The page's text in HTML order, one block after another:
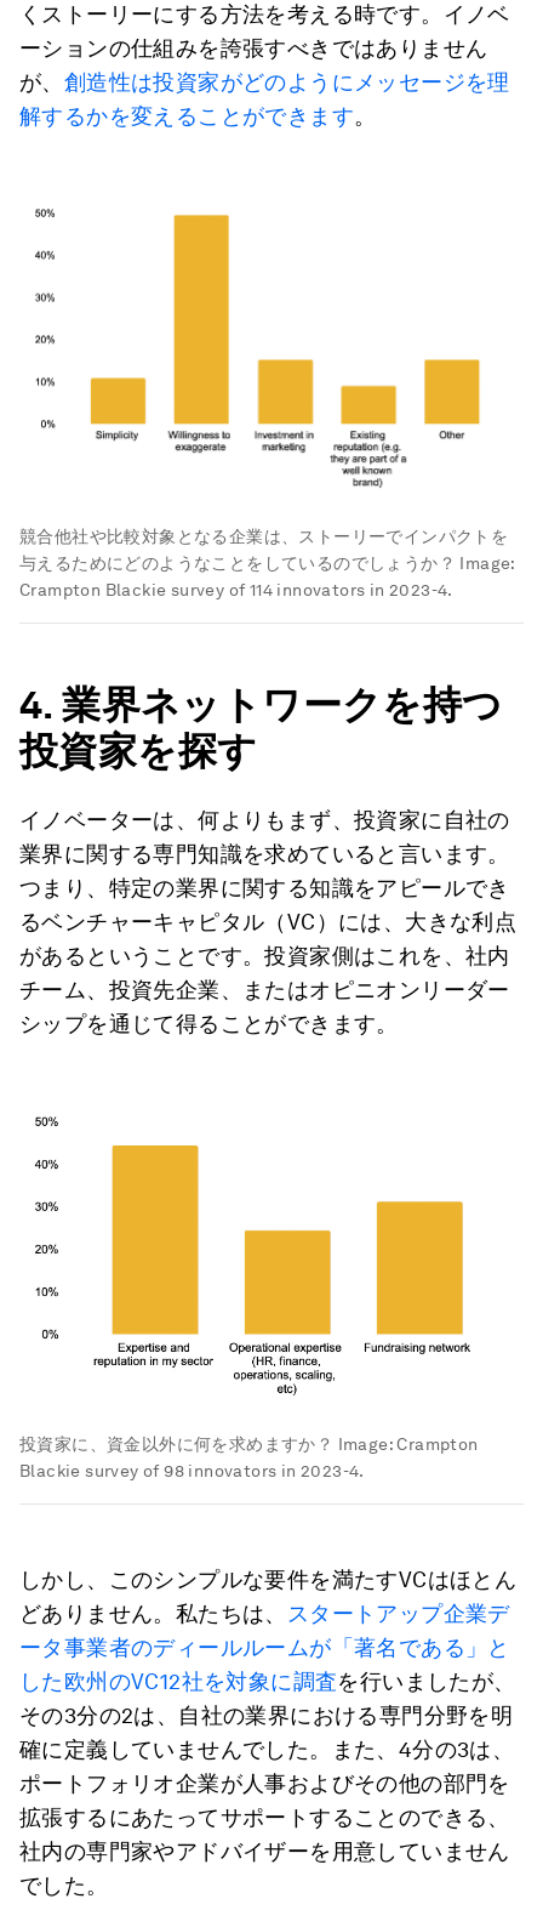
くストーリーにする方法を考える時です。イノベ
ーションの仕組みを誇張すべきではありません
が、 創造性は投資家がどのようにメッセージを理
解するかを変えることができます。
競合他社や比較対象となる企業は、ストーリーでインパクトを
与えるためにどのようなことをしているのでしょうか？ Image:
Crampton Blackie survey of 114 innovators in 2023-4.
4.業界ネットワークを持つ
投資家を探す
イノベーターは、何よりもまず、投資家に自社の
業界に関する専門知識を求めていると言います。
つまり、特定の業界に関する知識をアピールでき
るベンチャーキャピタル（VC）には、大きな利点
があるということです。投資家側はこれを、社内
チーム、投資先企業、またはオピニオンリーダー
シップを通じて得ることができます。
投資家に、資金以外に何を求めますか？ Image:Crampton
Blackie survey of 98 innovators in 2023-4.
しかし、このシンプルな要件を満たすVCはほとん
どありません。私たちは、 スタートアップ企業デ
ータ事業者のディールルームが「著名である」と
した欧州のVC12社を対象に調査を行いましたが、
その3分の2は、自社の業界における専門分野を明
確に定義していませんでした。また、4分の3は、
ポートフォリオ企業が人事およびその他の部門を
拡張するにあたってサポートすることのできる、
社内の専門家やアドバイザーを用意していません
でした。